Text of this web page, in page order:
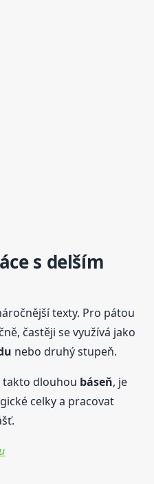
s delším
texty. Pro pátou
častěji se využívá jako
nebo druhý stupeň.
takto dlouhou báseň, je
celky a pracovat